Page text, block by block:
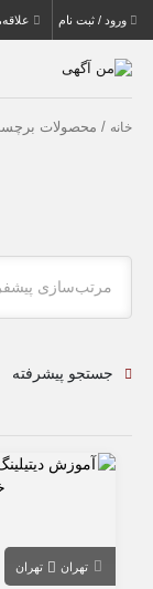
ورود / ثبت نام
خانه / محصولات
مرتب‌سازی
جستجو پیشرفته
تهران تهران